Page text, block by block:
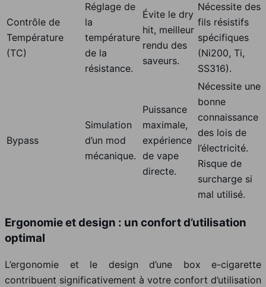
Contrôle de
Température
(TC)
Réglage de
la
température
de la
résistance.
Évite le dry
hit, meilleur
rendu des
saveurs.
Nécessite des
fils résistifs
spécifiques
(Ni200, Ti,
SS316).
Bypass
Simulation
d’un mod
mécanique.
Puissance
maximale,
expérience
de vape
directe.
Nécessite une
bonne
connaissance
des lois de
l’électricité.
Risque de
surcharge si
mal utilisé.
Ergonomie et design : un confort d’utilisation
optimal
L’ergonomie et le design d’une box e-cigarette
contribuent significativement à votre confort d’utilisation